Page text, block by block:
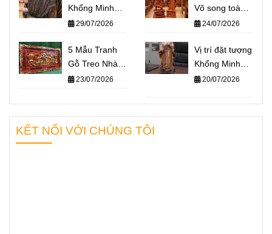
Khổng Minh
giá bao nhiêu?
mẫu tượng
Khổng Minh
nổi bật nhất
29/07/2026
Võ song toàn
Khổng Minh –
nghĩa và cách
đặt trên bàn
làm việc
24/07/2026
5 Mẫu Tranh
Gỗ Treo Nhà
Thờ Họ Ý
2026
23/07/2026
Vị trí đặt tượng
Khổng Minh
chuẩn phong
gian nào giúp
“quân sư” hỗ
20/07/2026
KẾT NỐI VỚI CHÚNG TÔI